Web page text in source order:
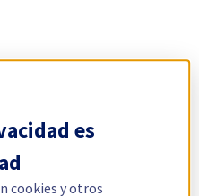
es
cookies y otros